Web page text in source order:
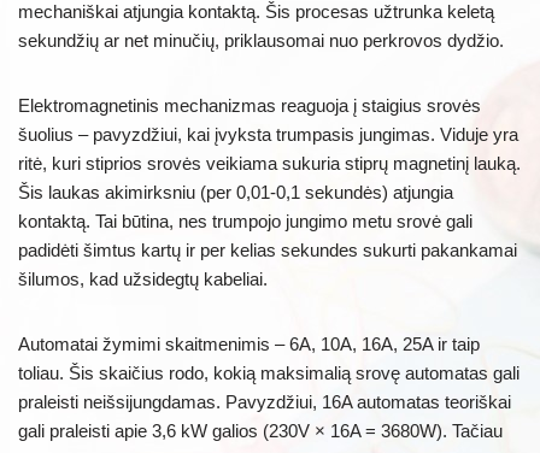
mechaniškai atjungia kontaktą. Šis procesas užtrunka keletą
sekundžių ar net minučių, priklausomai nuo perkrovos dydžio.
Elektromagnetinis mechanizmas reaguoja į staigius srovės
šuolius – pavyzdžiui, kai įvyksta trumpasis jungimas. Viduje yra
ritė, kuri stiprios srovės veikiama sukuria stiprų magnetinį lauką.
Šis laukas akimirksniu (per 0,01-0,1 sekundės) atjungia
kontaktą. Tai būtina, nes trumpojo jungimo metu srovė gali
padidėti šimtus kartų ir per kelias sekundes sukurti pakankamai
šilumos, kad užsidegtų kabeliai.
Automatai žymimi skaitmenimis – 6A, 10A, 16A, 25A ir taip
toliau. Šis skaičius rodo, kokią maksimalią srovę automatas gali
praleisti neišsijungdamas. Pavyzdžiui, 16A automatas teoriškai
gali praleisti apie 3,6 kW galios (230V × 16A = 3680W). Tačiau